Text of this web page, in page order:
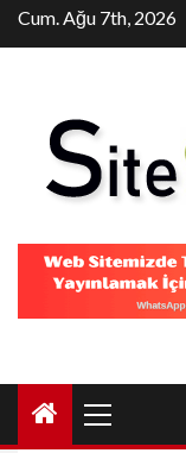
Skip
to
Cum. Ağu 7th, 2026
Menu